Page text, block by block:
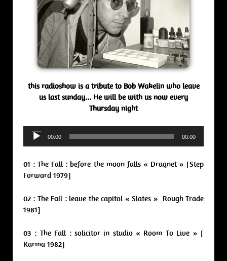
this radioshow is a tribute to Bob Wakelin who leave
us last sunday… He will be with us now every
Thursday night
Audio
Player
00:00 00:00
01 : The Fall : before the moon falls « Dragnet » [Step
Forward 1979]
02 : The Fall : leave the capitol « Slates » Rough Trade
1981]
03 : The Fall : solicitor in studio « Room To Live » [
Karma 1982]